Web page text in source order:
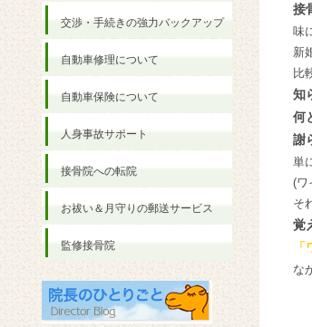
接
味
新
比
知
何
謝
単
(ワ
そ
覚
な
交渉・手続きの強力バックアップ
自動車修理について
自動車保険について
人身事故サポート
接骨院への転院
お祓い＆月守りの郵送サービス
監修接骨院